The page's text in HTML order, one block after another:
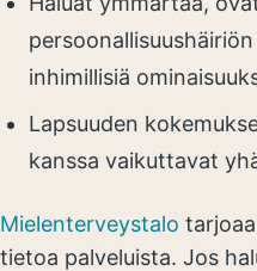
inhimillisiä
Lapsuuden
kanssa vaikuttavat
Mielenterveystalo
tietoa palveluista. Jos